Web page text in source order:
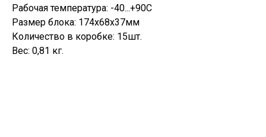
Рабочая температура: -40...+90С
Размер блока: 174х68х37мм
Количество в коробке: 15шт.
Вес: 0,81 кг.